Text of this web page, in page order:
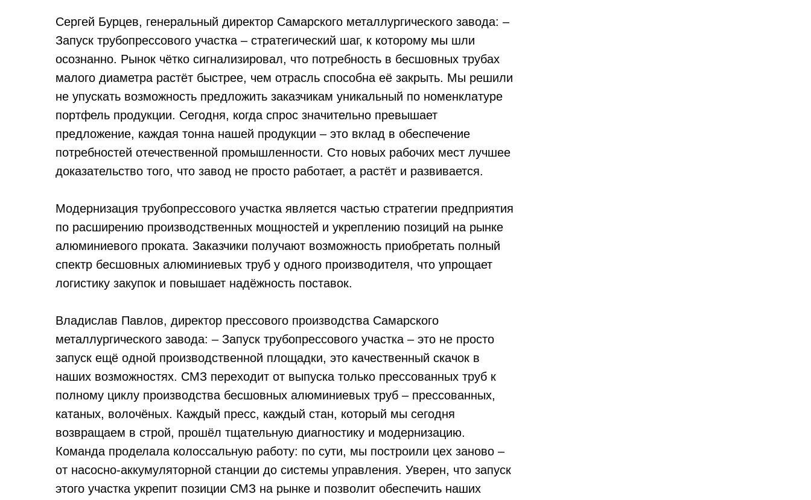
Сергей Бурцев, генеральный директор Самарского металлургического завода: –
Запуск трубопрессового участка – стратегический шаг, к которому мы шли
осознанно. Рынок чётко сигнализировал, что потребность в бесшовных трубах
малого диаметра растёт быстрее, чем отрасль способна её закрыть. Мы решили
не упускать возможность предложить заказчикам уникальный по номенклатуре
портфель продукции. Сегодня, когда спрос значительно превышает
предложение, каждая тонна нашей продукции – это вклад в обеспечение
потребностей отечественной промышленности. Сто новых рабочих мест лучшее
доказательство того, что завод не просто работает, а растёт и развивается.
Модернизация трубопрессового участка является частью стратегии предприятия
по расширению производственных мощностей и укреплению позиций на рынке
алюминиевого проката. Заказчики получают возможность приобретать полный
спектр бесшовных алюминиевых труб у одного производителя, что упрощает
логистику закупок и повышает надёжность поставок.
Владислав Павлов, директор прессового производства Самарского
металлургического завода: – Запуск трубопрессового участка – это не просто
запуск ещё одной производственной площадки, это качественный скачок в
наших возможностях. СМЗ переходит от выпуска только прессованных труб к
полному циклу производства бесшовных алюминиевых труб – прессованных,
катаных, волочёных. Каждый пресс, каждый стан, который мы сегодня
возвращаем в строй, прошёл тщательную диагностику и модернизацию.
Команда проделала колоссальную работу: по сути, мы построили цех заново –
от насосно-аккумуляторной станции до системы управления. Уверен, что запуск
этого участка укрепит позиции СМЗ на рынке и позволит обеспечить наших